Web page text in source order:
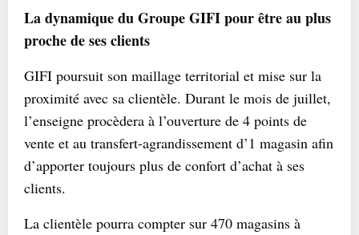
La dynamique du Groupe GIFI pour être au plus
proche de ses clients
GIFI poursuit son maillage territorial et mise sur la
proximité avec sa clientèle. Durant le mois de juillet,
l’enseigne procèdera à l’ouverture de 4 points de
vente et au transfert-agrandissement d’1 magasin afin
d’apporter toujours plus de confort d’achat à ses
clients.
La clientèle pourra compter sur 470 magasins à